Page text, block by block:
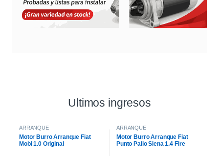
Ultimos ingresos
ARRANQUE
Motor Burro Arranque Fiat
Mobi 1.0 Original
ARRANQUE
Motor Burro Arranque Fiat
Punto Palio Siena 1.4 Fire